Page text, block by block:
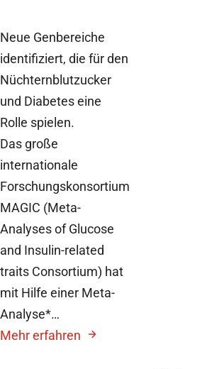
Neue Genbereiche
identifiziert, die für den
Nüchternblutzucker
und Diabetes eine
Rolle spielen.
Das große
internationale
Forschungskonsortium
MAGIC (Meta-
Analyses of Glucose
and Insulin-related
traits Consortium) hat
mit Hilfe einer Meta-
Analyse*…
Mehr erfahren